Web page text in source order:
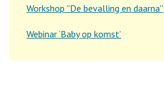
Workshop ''De bevalling en daarna''
Webinar ‘Baby op komst’